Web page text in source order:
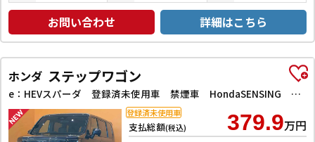
お問い合わせ 詳細はこちら
ホンダ ステップワゴン
e：HEVスパーダ 登録済未使用車 禁煙車 HondaSENSING 両側自動ドア アダプティブクルーズコントロール 電子パーキング パワーバックドア アダプティブクルーズコントロール ブラインドスポットモニター
支払総額(税込) 379.9万円
登録済未使用車